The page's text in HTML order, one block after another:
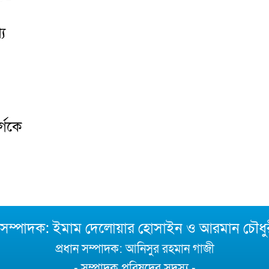
সম্পাদক: ইমাম দেলোয়ার হোসাইন ও আরমান
প্রধান সম্পাদক: আনিসুর রহমান গাজী